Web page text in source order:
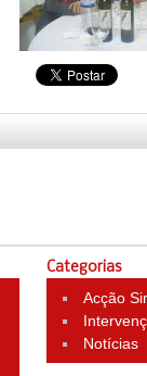
Categorias
Acção
Notícias